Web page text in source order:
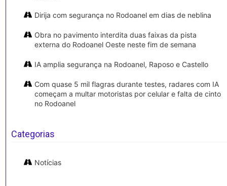
Dirija com segurança no Rodoanel em dias de neblina
Obra no pavimento interdita duas faixas da pista
externa do Rodoanel Oeste neste fim de semana
IA amplia segurança na Rodoanel, Raposo e Castello
Com quase 5 mil flagras durante testes, radares com IA
começam a multar motoristas por celular e falta de cinto
no Rodoanel
Categorias
Notícias